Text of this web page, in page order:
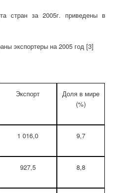
стран за 2005г. приведены в
экспортеры на 2005 год [3]
Экспорт
Доля в мирe
(%)
1 016,0 9,7
927,5 8,8